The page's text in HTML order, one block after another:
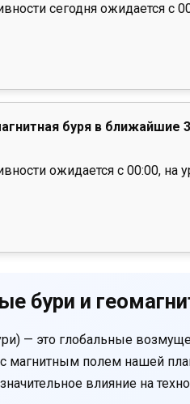
сегодня ожидается с
буря в ближайшие
ожидается с 00:00, на
бури и
— это глобальные
с магнитным полем нашей
влияние на